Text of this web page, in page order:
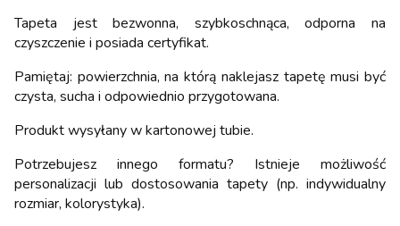
Tapeta jest bezwonna, szybkoschnąca, odporna na
czyszczenie i posiada certyfikat.
Pamiętaj: powierzchnia, na którą naklejasz tapetę musi być
czysta, sucha i odpowiednio przygotowana.
Produkt wysyłany w kartonowej tubie.
Potrzebujesz innego formatu? Istnieje możliwość
personalizacji lub dostosowania tapety (np. indywidualny
rozmiar, kolorystyka).